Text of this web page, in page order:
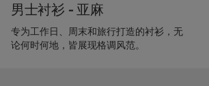
Polo 衫和 T 恤
衬衫
礼服鞋
一字拖凉鞋与穆勒鞋
袜子
礼服配饰
定制长裤
定制衬衫
男士衬衫 - 亚麻
专为工作日、周末和旅行打造的衬衫，无
论何时何地，皆展现格调风范。